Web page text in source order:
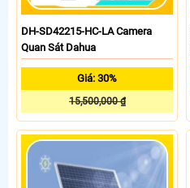
DH-SD42215-HC-LA Camera
Quan Sát Dahua
Giá: 30%
15,500,000 ₫